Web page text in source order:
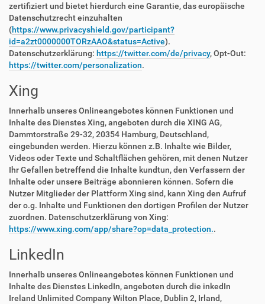
zertifiziert und bietet hierdurch eine Garantie, das europäische
Datenschutzrecht einzuhalten
(https://www.privacyshield.gov/participant?
id=a2zt0000000TORzAAO&status=Active).
Datenschutzerklärung: https://twitter.com/de/privacy, Opt-Out:
https://twitter.com/personalization.
Xing
Innerhalb unseres Onlineangebotes können Funktionen und
Inhalte des Dienstes Xing, angeboten durch die XING AG,
Dammtorstraße 29-32, 20354 Hamburg, Deutschland,
eingebunden werden. Hierzu können z.B. Inhalte wie Bilder,
Videos oder Texte und Schaltflächen gehören, mit denen Nutzer
Ihr Gefallen betreffend die Inhalte kundtun, den Verfassern der
Inhalte oder unsere Beiträge abonnieren können. Sofern die
Nutzer Mitglieder der Plattform Xing sind, kann Xing den Aufruf
der o.g. Inhalte und Funktionen den dortigen Profilen der Nutzer
zuordnen. Datenschutzerklärung von Xing:
https://www.xing.com/app/share?op=data_protection..
LinkedIn
Innerhalb unseres Onlineangebotes können Funktionen und
Inhalte des Dienstes LinkedIn, angeboten durch die inkedIn
Ireland Unlimited Company Wilton Place, Dublin 2, Irland,